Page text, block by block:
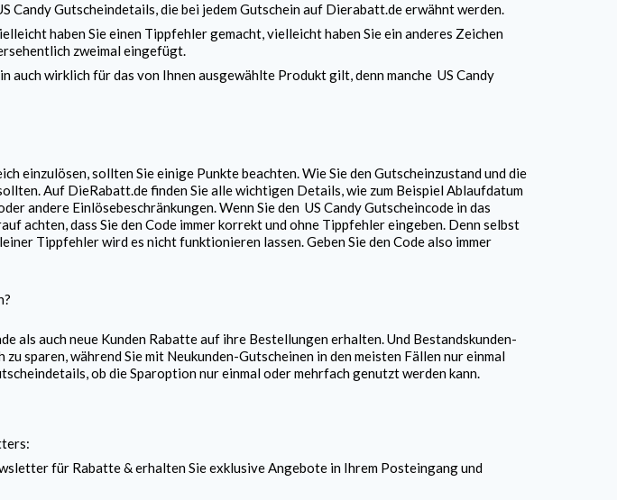
CandyGutscheindetails, die bei jedem Gutschein auf Dierabatt.de erwähnt werden.
haben Sie einen Tippfehler gemacht, vielleicht haben Sie ein anderes Zeichen
zweimal eingefügt.
auch wirklich für das von Ihnen ausgewählte Produkt gilt, denn mancheUS Candy
einzulösen, sollten Sie einige Punkte beachten. Wie Sie den Gutscheinzustand und die
Auf DieRabatt.de finden Sie alle wichtigen Details, wie zum Beispiel Ablaufdatum
andere Einlösebeschränkungen. Wenn Sie den US CandyGutscheincode in das
achten, dass Sie den Code immer korrekt und ohne Tippfehler eingeben. Denn selbst
Tippfehler wird es nicht funktionieren lassen. Geben Sie den Code also immer
als auch neue Kunden Rabatte auf ihre Bestellungen erhalten. Und Bestandskunden-
zu sparen, während Sie mit Neukunden-Gutscheinen in den meisten Fällen nur einmal
ob die Sparoption nur einmal oder mehrfach genutzt werden kann.
für Rabatte & erhalten Sie exklusive Angebote in Ihrem Posteingang und